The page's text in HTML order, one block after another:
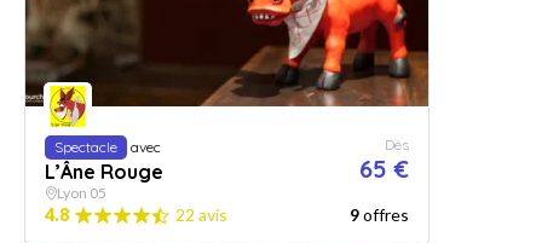
Spectacle avec
L’Âne Rouge
Dès
65 €
Lyon 05
4.8 22 avis 9offres